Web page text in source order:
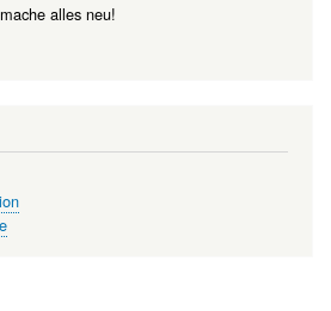
alles neu!